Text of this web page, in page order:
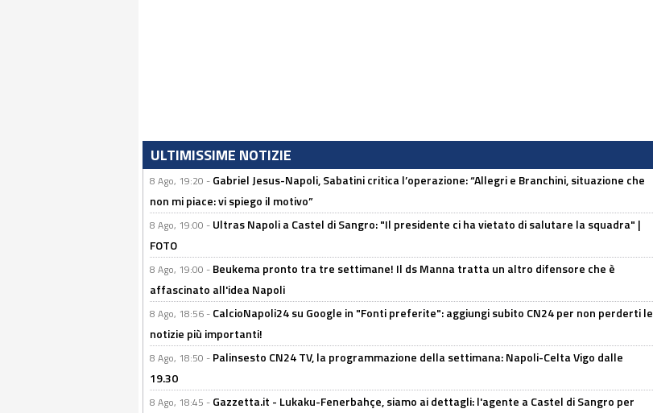
ULTIMISSIME NOTIZIE
8 Ago, 19:20 - Gabriel Jesus-Napoli, Sabatini critica l’operazione: “Allegri e Branchini, situazione che
non mi piace: vi spiego il motivo”
8 Ago, 19:00 - Ultras Napoli a Castel di Sangro: "Il presidente ci ha vietato di salutare la squadra" |
FOTO
8 Ago, 19:00 - Beukema pronto tra tre settimane! Il ds Manna tratta un altro difensore che è
affascinato all'idea Napoli
8 Ago, 18:56 - CalcioNapoli24 su Google in "Fonti preferite": aggiungi subito CN24 per non perderti le
notizie più importanti!
8 Ago, 18:50 - Palinsesto CN24 TV, la programmazione della settimana: Napoli-Celta Vigo dalle
19.30
8 Ago, 18:45 - Gazzetta.it - Lukaku-Fenerbahçe, siamo ai dettagli: l'agente a Castel di Sangro per